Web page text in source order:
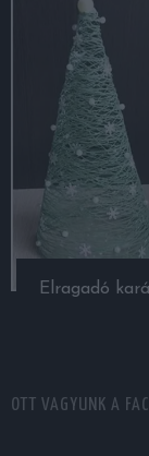
Elragadó
OTT VAGYUNK A